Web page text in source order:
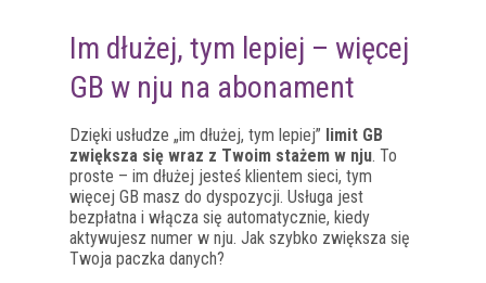
Im dłużej, tym lepiej – więcej
GB w nju na abonament
Dzięki usłudze „im dłużej, tym lepiej” limit GB
zwiększa się wraz z Twoim stażem w nju. To
proste – im dłużej jesteś klientem sieci, tym
więcej GB masz do dyspozycji. Usługa jest
bezpłatna i włącza się automatycznie, kiedy
aktywujesz numer w nju. Jak szybko zwiększa się
Twoja paczka danych?